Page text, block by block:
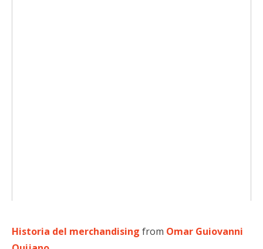
Historia del merchandising from Omar Guiovanni